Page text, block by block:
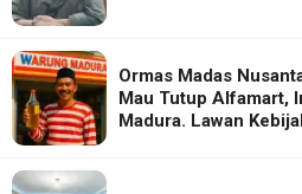
Ormas Madas
Mau Tutup Alfamart,
Madura. Lawan